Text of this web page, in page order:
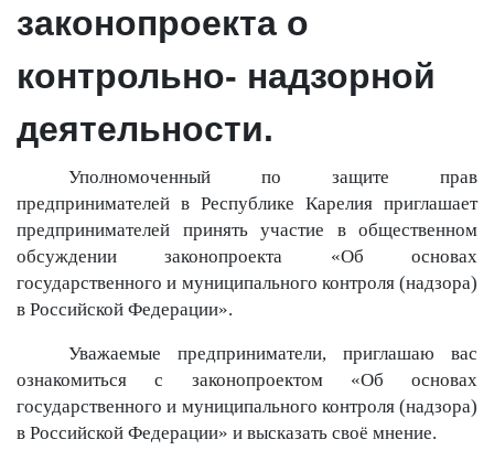
законопроекта о
контрольно- надзорной
деятельности.
Уполномоченный по защите прав
предпринимателей в Республике Карелия приглашает
предпринимателей принять участие в общественном
обсуждении законопроекта «Об основах
государственного и муниципального контроля (надзора)
в Российской Федерации».
Уважаемые предприниматели, приглашаю вас
ознакомиться с законопроектом «Об основах
государственного и муниципального контроля (надзора)
в Российской Федерации» и высказать своё мнение.